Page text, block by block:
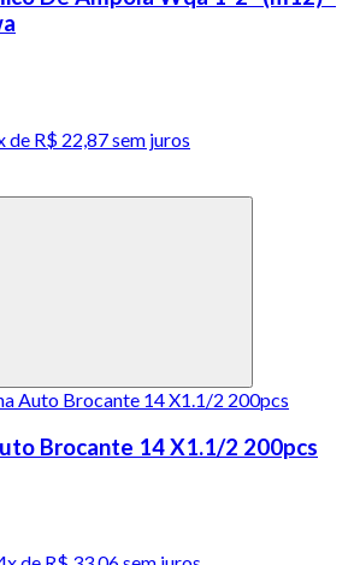
de R$ 22,87sem juros
Brocante 14 X1.1/2 200pcs